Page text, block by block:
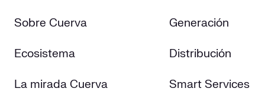
Sobre Cuerva
Ecosistema
La mirada Cuerva
Generación
Distribución
Smart Services